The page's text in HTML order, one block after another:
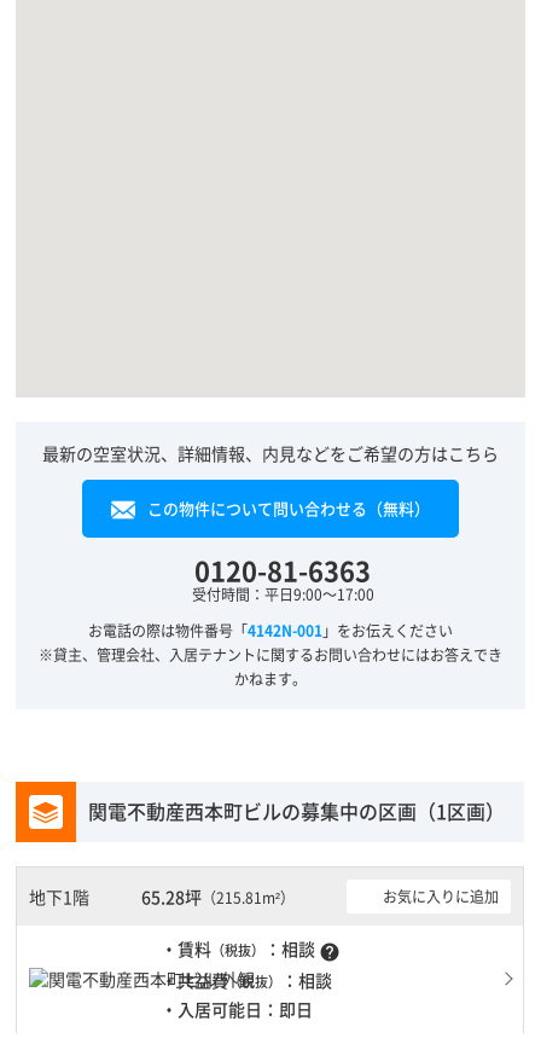
最新の空室状況、詳細情報、内見などをご希望の方はこちら
この物件について問い合わせる（無料）
0120-81-6363
受付時間：平日9:00～17:00
お電話の際は物件番号「4142N-001」をお伝えください
※貸主、管理会社、入居テナントに関するお問い合わせにはお答えでき
かねます。
関電不動産西本町ビルの募集中の区画（1区画）
地下1階 65.28坪 （215.81m²） お気に入りに追加
・賃料 （税抜） ：相談 help
・共益費（税抜）
：相談
・入居可能日：即日